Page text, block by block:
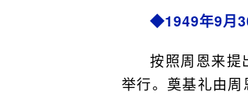
◆1949年9月
按照周恩来提
举行。奠基礼由